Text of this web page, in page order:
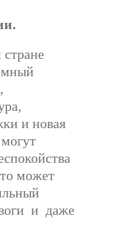
и новая
может
и даже